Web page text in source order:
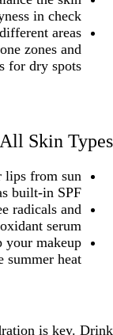
in check.
areas
zones and
for dry spots.
Skin Types
lips from sun
built-in SPF.
radicals and
serum.
your makeup
heat.
is key. Drink